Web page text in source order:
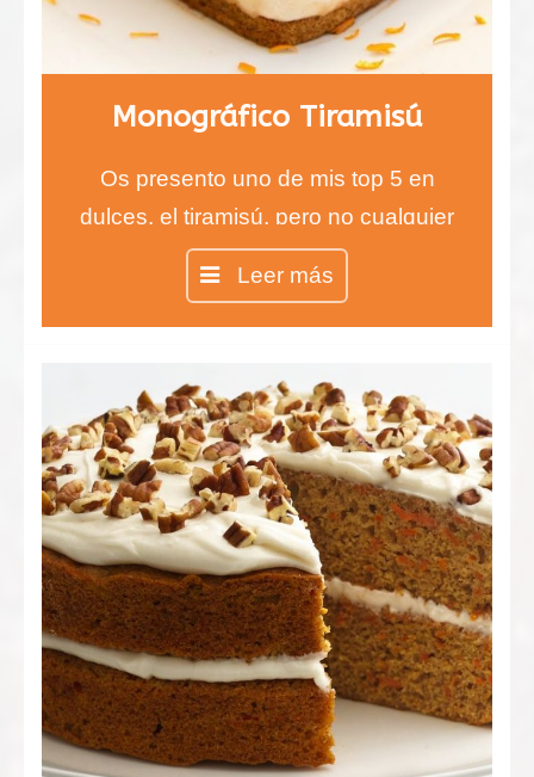
Monográfico Tiramisú
Os presento uno de mis top 5 en
dulces, el tiramisú, pero no cualquier
tiramisú, sino el auténtico tiramisú
Leer más